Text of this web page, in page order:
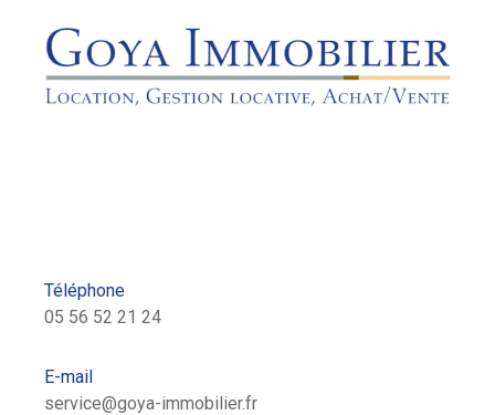
Téléphone
05 56 52 21 24
E-mail
service@goya-immobilier.fr